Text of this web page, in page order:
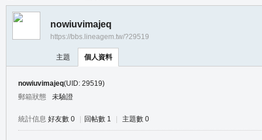
nowiuvimajeq
https://bbs.lineagem.tw/?29519
主題 個人資料
nowiuvimajeq(UID: 29519)
郵箱狀態
未驗證
統計信息 好友數 0 回帖數 1 主題數 0